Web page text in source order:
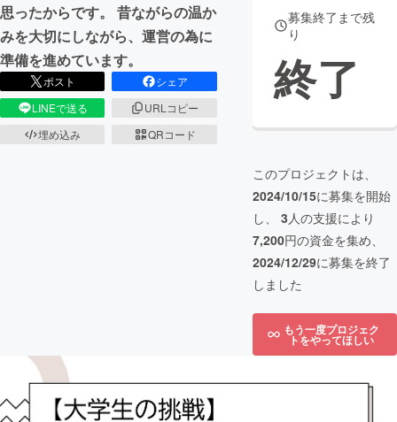
思ったからです。 昔ながらの温か
みを大切にしながら、運営の為に
準備を進めています。
ポスト
シェア
LINEで送る
URLコピー
埋め込み
QRコード
募集終了まで残
り
終了
このプロジェクトは、
2024/10/15に募集を開始
し、 3人の支援により
7,200円の資金を集め、
2024/12/29に募集を終了
しました
もう一度プロジェク
トをやってほしい